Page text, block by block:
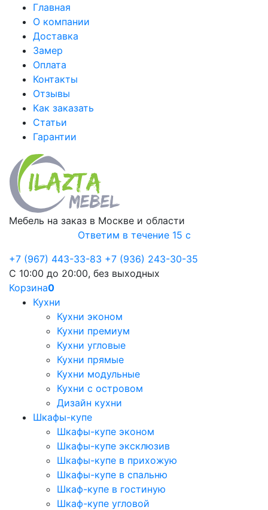
Главная
О компании
Доставка
Замер
Оплата
Контакты
Отзывы
Как заказать
Статьи
Гарантии
Мебель на заказ в Москве и области
Ответим в течение 15 с
+7 (967) 443-33-83 +7 (936) 243-30-35
С 10:00 до 20:00, без выходных
Корзина0
Кухни
Кухни эконом
Кухни премиум
Кухни угловые
Кухни прямые
Кухни модульные
Кухни с островом
Дизайн кухни
Шкафы-купе
Шкафы-купе эконом
Шкафы-купе эксклюзив
Шкафы-купе в прихожую
Шкафы-купе в спальню
Шкаф-купе в гостиную
Шкаф-купе угловой